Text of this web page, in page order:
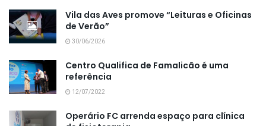
Vila das Aves promove “Leituras e Oficinas
de Verão”
30/06/2026
Centro Qualifica de Famalicão é uma
referência
12/07/2022
Operário FC arrenda espaço para clínica